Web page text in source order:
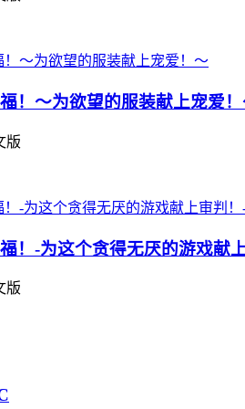
！～为欲望的服装献上宠爱
版
！-为这个贪得无厌的游戏献
版